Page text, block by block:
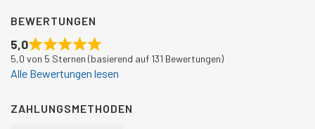
BEWERTUNGEN
5,0
5,0 von 5 Sternen (basierend auf 131 Bewertungen)
Alle Bewertungen lesen
ZAHLUNGSMETHODEN